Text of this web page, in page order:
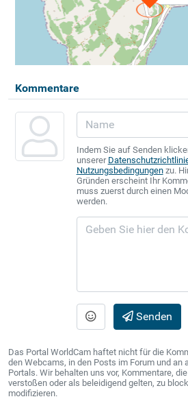
Kommentare
Indem Sie auf Senden
unserer
Nutzungsbedingungenzu.
Gründen erscheint Ihr
muss zuerst durch einen
werden.
Senden
Das Portal WorldCam haftet nicht für die
den Webcams, in den Posts im Forum und an
Portals. Wir behalten uns vor, Kommentare,
verstoßen oder als beleidigend gelten, zu
modifizieren.